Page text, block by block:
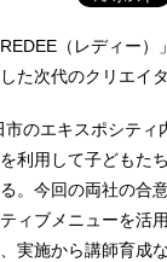
（レディー
た次代のクリエイ
のエキスポシティ
利用して子どもた
。今回の両社の合
ィブメニューを活
実施から講師育成